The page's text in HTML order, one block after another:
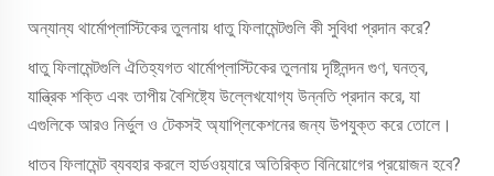
অন্যান্য থার্মোপ্লাস্টিকের তুলনায় ধাতু ফিলামেন্টগুলি কী সুবিধা প্রদান করে?
ধাতু ফিলামেন্টগুলি ঐতিহ্যগত থার্মোপ্লাস্টিকের তুলনায় দৃষ্টিনন্দন গুণ, ঘনত্ব,
যান্ত্রিক শক্তি এবং তাপীয় বৈশিষ্ট্যে উল্লেখযোগ্য উন্নতি প্রদান করে, যা
এগুলিকে আরও নির্ভুল ও টেকসই অ্যাপ্লিকেশনের জন্য উপযুক্ত করে তোলে।
ধাতব ফিলামেন্ট ব্যবহার করলে হার্ডওয়্যারে অতিরিক্ত বিনিয়োগের প্রয়োজন হবে?